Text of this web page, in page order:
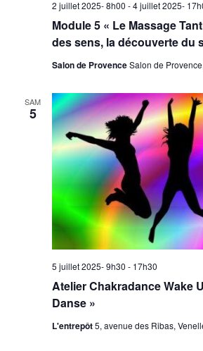
Module 5 « Le Massage
des sens, la découverte du
2 juillet 2025- 8h00 -4 juillet 2025-
Salon de ProvenceSalon de
SAM
5
Atelier Chakradance Wake
Danse »
5 juillet 2025- 9h30 - 17h30
L'entrepôt5, avenue des Ribas,